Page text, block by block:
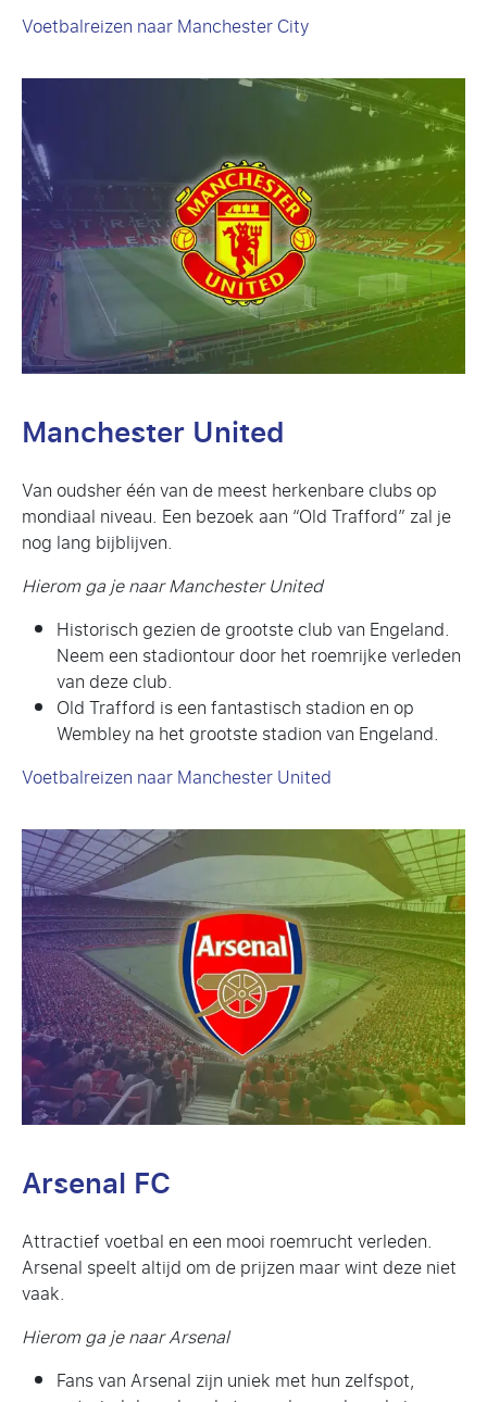
Voetbalreizen naar Manchester City
Manchester United
Van oudsher één van de meest herkenbare clubs op
mondiaal niveau. Een bezoek aan “Old Trafford” zal je
nog lang bijblijven.
Hierom ga je naar Manchester United
Historisch gezien de grootste club van Engeland.
Neem een stadiontour door het roemrijke verleden
van deze club.
Old Trafford is een fantastisch stadion en op
Wembley na het grootste stadion van Engeland.
Voetbalreizen naar Manchester United
Arsenal FC
Attractief voetbal en een mooi roemrucht verleden.
Arsenal speelt altijd om de prijzen maar wint deze niet
vaak.
Hierom ga je naar Arsenal
Fans van Arsenal zijn uniek met hun zelfspot,